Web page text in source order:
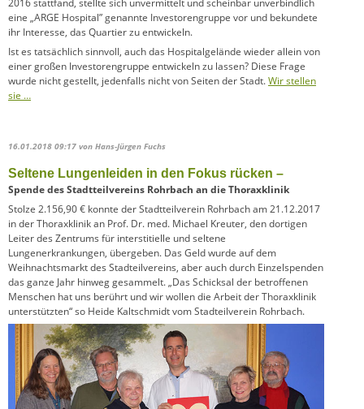
eine „ARGE Hospital” genannte Investorengruppe vor und bekundete
ihr Interesse, das Quartier zu entwickeln.
Ist es tatsächlich sinnvoll, auch das Hospitalgelände wieder allein von
einer großen Investorengruppe entwickeln zu lassen? Diese Frage
wurde nicht gestellt, jedenfalls nicht von Seiten der Stadt.Wir stellen
sie …
16.01.2018 09:17 von Hans-Jürgen Fuchs
Seltene Lungenleiden in den Fokus rücken –
Spende des Stadtteilvereins Rohrbach an die Thoraxklinik
Stolze 2.156,90 € konnte der Stadtteilverein Rohrbach am 21.12.2017
in der Thoraxklinik an Prof. Dr. med. Michael Kreuter, den dortigen
Leiter des Zentrums für interstitielle und seltene
Lungenerkrankungen, übergeben. Das Geld wurde auf dem
Weihnachtsmarkt des Stadteil­vereins, aber auch durch Einzelspenden
das ganze Jahr hinweg gesammelt. „Das Schicksal der betroffenen
Menschen hat uns berührt und wir wollen die Arbeit der Thoraxklinik
unter­stützten“ so Heide Kaltschmidt vom Stadteilverein Rohrbach.